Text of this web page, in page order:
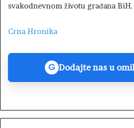
svakodnevnom životu građana BiH.
Crna Hronika
G Dodajte nas u